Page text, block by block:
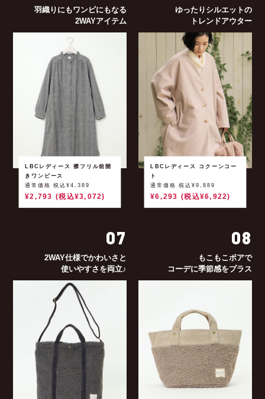
羽織りにもワンピにもなる
2WAYアイテム
LBCレディース 襟フリル前開
きワンピース
通常価格 税込¥4,389
¥2,793 (税込¥3,072)
ゆったりシルエットの
トレンドアウター
LBCレディース コクーンコー
ト
通常価格 税込¥9,889
¥6,293 (税込¥6,922)
07
2WAY仕様でかわいさと
使いやすさを両立♪
08
もこもこボアで
コーデに季節感をプラス